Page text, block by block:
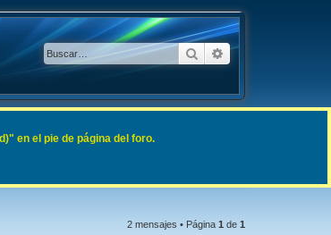
BuscarBúsqueda
2 mensajes • Página 1 de 1
en el pie de página del foro.